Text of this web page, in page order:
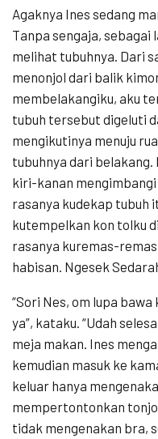
Agaknya Ines sedang
Tanpa sengaja,
melihat tubuhnya. Dari
menonjol dari balik
membelakangiku, aku
tubuh tersebut digeluti
mengikutinya menuju
tubuhnya dari belakang.
kiri-kanan
rasanya kudekap tubuh
kutempelkan kon tolku
rasanya kuremas-
habisan. Ngesek
“Sori Nes, om lupa
ya”, kataku. “Udah
meja makan. Ines
kemudian masuk ke
keluar hanya
mempertontonkan
tidak mengenakan bra,